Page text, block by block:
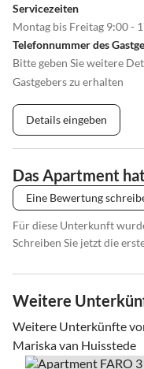
Servicezeiten
Montag bis Freitag 9:00 -
Telefonnummer des
Bitte geben Sie weitere
Gastgebers zu erhalten
Details eingeben
Das Apartment
Eine Bewertung
Für diese Unterkunft
Schreiben Sie jetzt die
Weitere
Weitere Unterkünfte
Mariska van Huisstede